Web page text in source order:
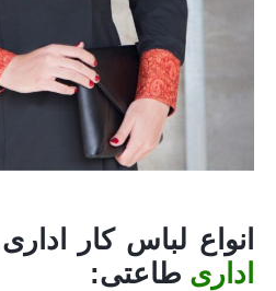
انواع لباس کار
اداری طاعتی: